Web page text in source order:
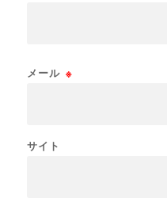
メール ※
サイト